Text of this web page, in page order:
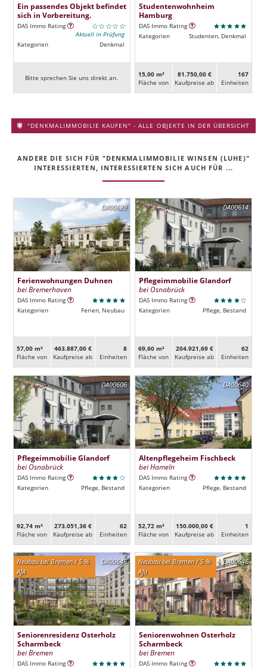
Ein passendes Objekt befindet
sich in Vorbereitung.
DAS Immo Rating
Aktuell in Prüfung
Kategorien
Denkmal
Bitte sprechen Sie uns direkt an.
Studentenwohnheim
Hamburg
DAS Immo Rating
Kategorien
Studenten, Denkmal
15,00 m²
Fläche von
81.750,00 €
Kaufpreise ab
167
Ein­heiten
"DENKMALIMMOBILIE KAUFEN" - ALLE OBJEKTE IN DER ÜBERSICHT
ANDERE DIE SICH FÜR "DENKMALIMMOBILIE WINSEN (LUHE)"
INTERESSIERTEN, INTERESSIERTEN SICH AUCH FÜR ...
DA00629
Ferienwohnungen Duhnen
bei Bremerhaven
DAS Immo Rating
Kategorien
Ferien, Neubau
57,00 m²
Fläche von
463.887,00 €
Kaufpreise ab
8
Ein­heiten
DA00614
Pflegeimmobilie Glandorf
bei Osnabrück
DAS Immo Rating
Kategorien
Pflege, Bestand
69,60 m²
Fläche von
204.921,69 €
Kaufpreise ab
62
Ein­heiten
DA00606
Pflegeimmobilie Glandorf
bei Osnabrück
DAS Immo Rating
Kategorien
Pflege, Bestand
92,74 m²
Fläche von
273.051,36 €
Kaufpreise ab
62
Ein­heiten
DA00640
Altenpflegeheim Fischbeck
bei Hameln
DAS Immo Rating
Kategorien
Pflege, Bestand
52,72 m²
Fläche von
150.000,00 €
Kaufpreise ab
1
Ein­heiten
DA00645
Neubau bei Bremen / 5 %
AfA
Seniorenresidenz Osterholz
Scharmbeck
bei Bremen
DAS Immo Rating
DA00646
Neubau bei Bremen / 5 %
Afa
Seniorenwohnen Osterholz
Scharmbeck
bei Bremen
DAS Immo Rating